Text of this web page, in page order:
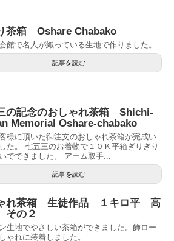
茶箱 Oshare Chabako
館で名人が織っている生地で作りました。
記事を読む
の記念のおしゃれ茶箱 Shichi-
Memorial Oshare-chabako
様に頂いた御注文のおしゃれ茶箱が完成い
た。 七五三のお着物で１０Ｋ平箱ぎりぎり
でできました。 アーム取手...
記事を読む
れ茶箱 生徒作品 １キロ平 高
の２
生地でやさしい茶箱ができました。飾ロー
ゃれに装着しました。